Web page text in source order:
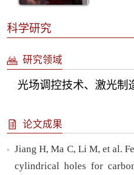
科学研究
研究领域
光场调控技术、激光制
论文成果
Jiang H, Ma C, Li M, et al.
cylindrical holes for